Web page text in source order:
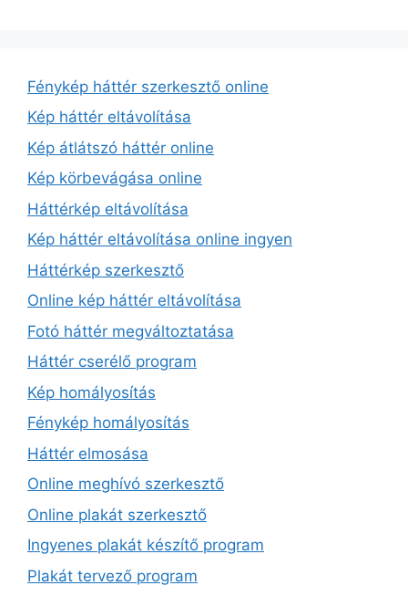
Fénykép háttér szerkesztő online
Kép háttér eltávolítása
Kép átlátszó háttér online
Kép körbevágása online
Háttérkép eltávolítása
Kép háttér eltávolítása online ingyen
Háttérkép szerkesztő
Online kép háttér eltávolítása
Fotó háttér megváltoztatása
Háttér cserélő program
Kép homályosítás
Fénykép homályosítás
Háttér elmosása
Online meghívó szerkesztő
Online plakát szerkesztő
Ingyenes plakát készítő program
Plakát tervező program